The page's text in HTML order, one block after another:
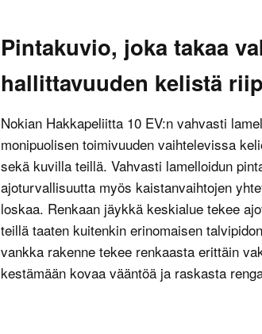
Pintakuvio, joka takaa
hallittavuuden kelistä
Nokian Hakkapeliitta 10 EV:n vahvasti
monipuolisen toimivuuden vaihtelevissa
sekä kuvilla teillä. Vahvasti lamelloidun
ajoturvallisuutta myös kaistanvaihtojen
loskaa. Renkaan jäykkä keskialue tekee
teillä taaten kuitenkin erinomaisen
vankka rakenne tekee renkaasta erittäin
kestämään kovaa vääntöä ja raskasta